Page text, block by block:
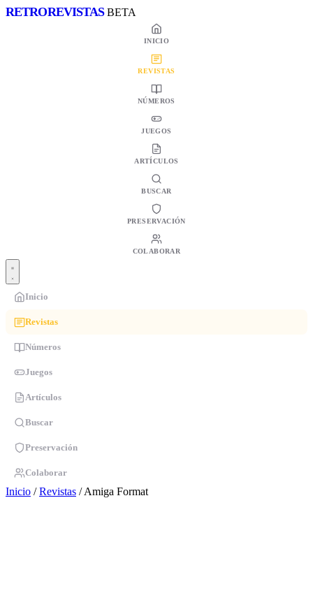
RETROREVISTAS BETA
INICIO
REVISTAS
NÚMEROS
JUEGOS
ARTÍCULOS
BUSCAR
PRESERVACIÓN
COLABORAR
Inicio
Revistas
Números
Juegos
Artículos
Buscar
Preservación
Colaborar
Inicio / Revistas / Amiga Format